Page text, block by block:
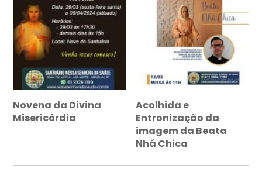
Novena da Divina
Misericórdia
Acolhida e
Entronização da
imagem da Beata
Nhá Chica